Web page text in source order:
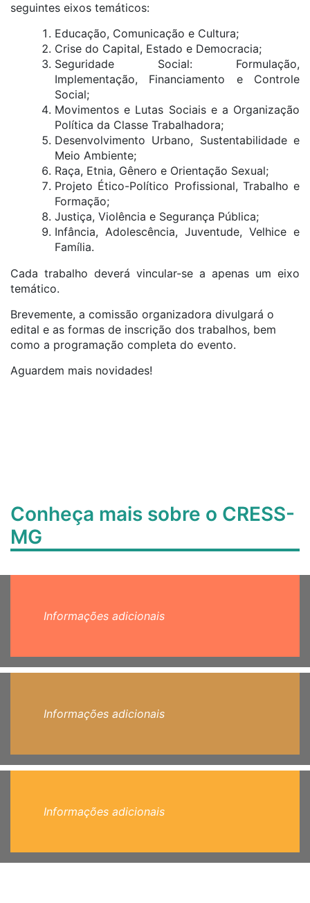
seguintes eixos temáticos:
Educação, Comunicação e Cultura;
Crise do Capital, Estado e Democracia;
Seguridade Social: Formulação,
Implementação, Financiamento e Controle
Social;
Movimentos e Lutas Sociais e a Organização
Política da Classe Trabalhadora;
Desenvolvimento Urbano, Sustentabilidade e
Meio Ambiente;
Raça, Etnia, Gênero e Orientação Sexual;
Projeto Ético-Político Profissional, Trabalho e
Formação;
Justiça, Violência e Segurança Pública;
Infância, Adolescência, Juventude, Velhice e
Família.
Cada trabalho deverá vincular-se a apenas um eixo
temático.
Brevemente, a comissão organizadora divulgará o
edital e as formas de inscrição dos trabalhos, bem
como a programação completa do evento.
Aguardem mais novidades!
Conheça mais sobre o CRESS-
MG
Informações adicionais
Informações adicionais
Informações adicionais